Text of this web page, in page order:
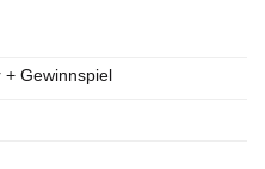
Gewinnspiel